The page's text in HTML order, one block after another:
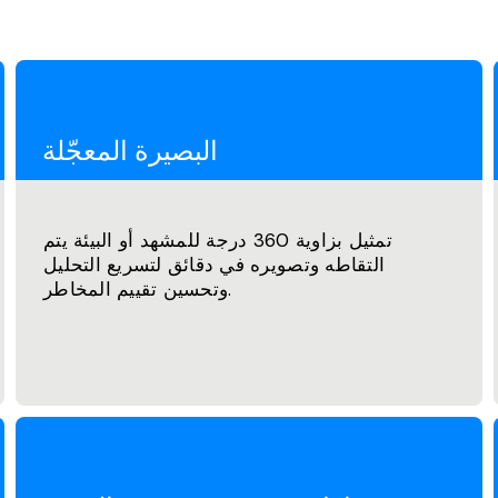
البصيرة المعجّلة
تمثيل بزاوية 360 درجة للمشهد أو البيئة يتم
التقاطه وتصويره في دقائق لتسريع التحليل
وتحسين تقييم المخاطر.